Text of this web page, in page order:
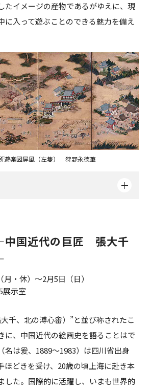
たイメージの産物であるがゆえに、現
に入って遊ぶことのできる魅力を備え
遊楽図屏風（左隻） 狩野永徳筆
中国近代の巨匠 張大千
・休）～2月5日（日）
展示室
千、北の溥心畬）”と並び称されたこ
に、中国近代の絵画史を語ることはで
名は爰、1889～1983）は四川省出身
ほどきを受け、20歳の頃上海に赴き本
した。国際的に活躍し、いまも世界的